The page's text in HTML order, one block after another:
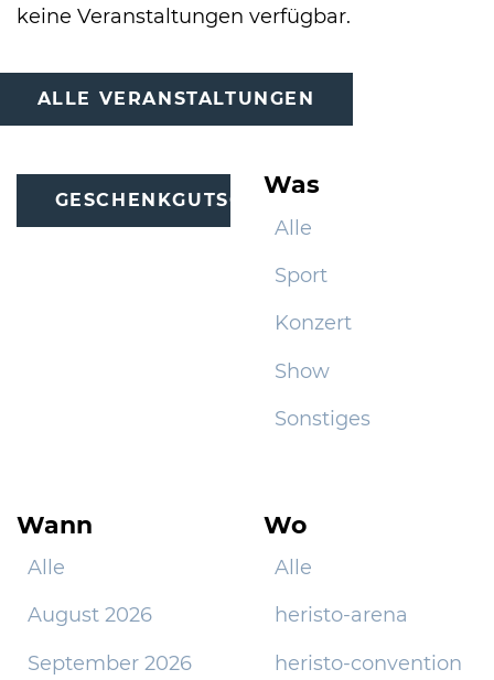
keine Veranstaltungen verfügbar.
ALLE VERANSTALTUNGEN
GESCHENKGUTSCHEINE
Was
Alle
Sport
Konzert
Show
Sonstiges
Wann
Alle
August 2026
September 2026
Wo
Alle
heristo-arena
heristo-convention